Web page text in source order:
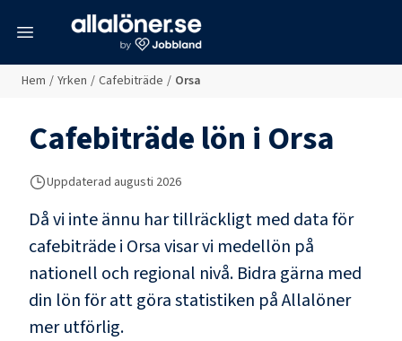
Hem / Yrken / Cafebiträde / Orsa
Cafebiträdelön i Orsa
Uppdaterad augusti 2026
Då vi inte ännu har tillräckligt med data för
cafebiträdei Orsavisar vi medellön på
nationell och regional nivå. Bidra gärna med
din lön för att göra statistiken på Allalöner
mer utförlig.